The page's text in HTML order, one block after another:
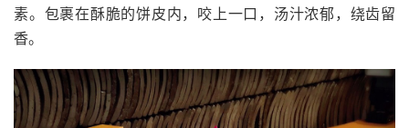
素。包裹在酥脆的饼皮内，咬上一口，汤汁浓郁，绕齿留
香。